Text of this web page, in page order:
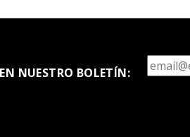
NUESTRO BOLETÍN: